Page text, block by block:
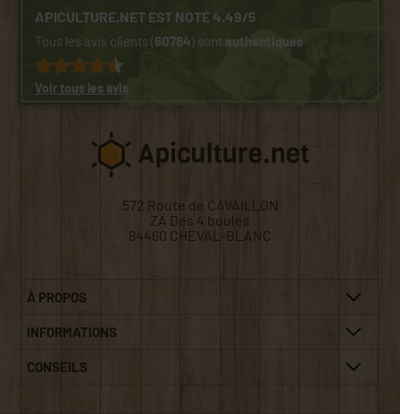
APICULTURE.NET EST NOTÉ 4.49/5
Tous les avis clients (60784) sontauthentiques
Voir tous les avis
572 Route de CAVAILLON
ZA Des 4 boules
84460 CHEVAL-BLANC
À PROPOS
INFORMATIONS
CONSEILS